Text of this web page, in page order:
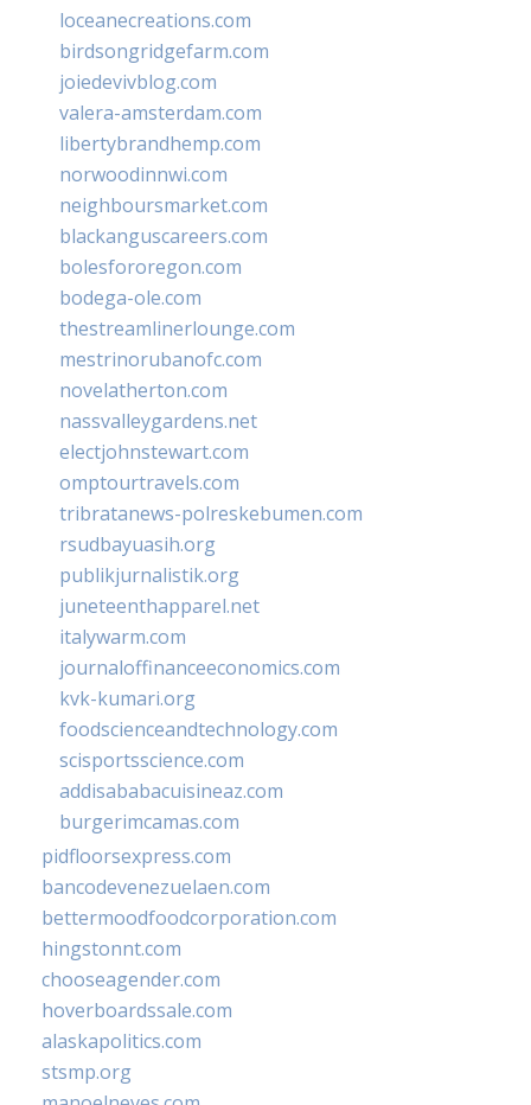
loceanecreations.com
birdsongridgefarm.com
joiedevivblog.com
valera-amsterdam.com
libertybrandhemp.com
norwoodinnwi.com
neighboursmarket.com
blackanguscareers.com
bolesfororegon.com
bodega-ole.com
thestreamlinerlounge.com
mestrinorubanofc.com
novelatherton.com
nassvalleygardens.net
electjohnstewart.com
omptourtravels.com
tribratanews-polreskebumen.com
rsudbayuasih.org
publikjurnalistik.org
juneteenthapparel.net
italywarm.com
journaloffinanceeconomics.com
kvk-kumari.org
foodscienceandtechnology.com
scisportsscience.com
addisababacuisineaz.com
burgerimcamas.com
pidfloorsexpress.com
bancodevenezuelaen.com
bettermoodfoodcorporation.com
hingstonnt.com
chooseagender.com
hoverboardssale.com
alaskapolitics.com
stsmp.org